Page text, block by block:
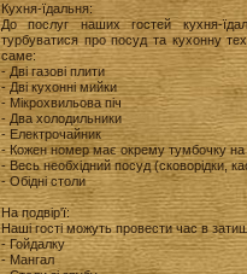
Кухня-їдальня:
До послуг наших гостей кухня-
турбуватися про посуд та кухонну
саме:
- Дві газові плити
- Дві кухонні мийки
- Мікрохвильова піч
- Два холодильники
- Електрочайник
- Кожен номер має окрему тумбочку на
- Весь необхідний посуд (сковорідки,
- Обідні столи
На подвір'ї:
Наші гості можуть провести час в
- Гойдалку
- Мангал